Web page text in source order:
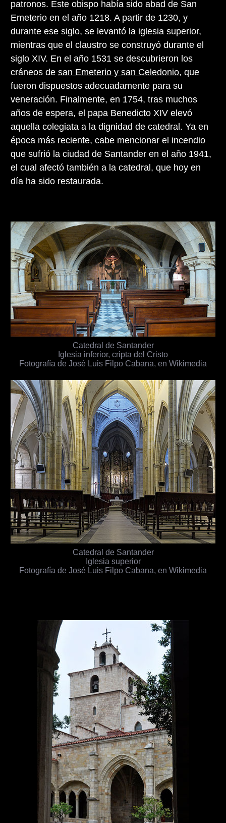
patronos. Este obispo había sido abad de San
Emeterio en el año 1218. A partir de 1230, y
durante ese siglo, se levantó la iglesia superior,
mientras que el claustro se construyó durante el
siglo XIV. En el año 1531 se descubrieron los
cráneos de san Emeterio y san Celedonio, que
fueron dispuestos adecuadamente para su
veneración. Finalmente, en 1754, tras muchos
años de espera, el papa Benedicto XIV elevó
aquella colegiata a la dignidad de catedral. Ya en
época más reciente, cabe mencionar el incendio
que sufrió la ciudad de Santander en el año 1941,
el cual afectó también a la catedral, que hoy en
día ha sido restaurada.
Catedral de Santander
Iglesia inferior, cripta del Cristo
Fotografía de José Luis Filpo Cabana, en Wikimedia
Catedral de Santander
Iglesia superior
Fotografía de José Luis Filpo Cabana, en Wikimedia